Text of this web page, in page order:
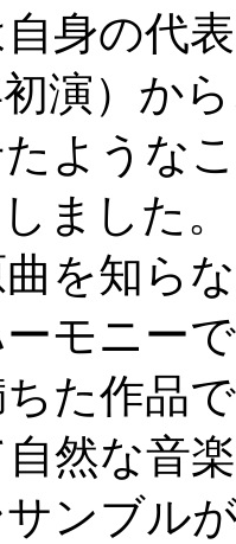
身の代
初演）か
ような
ました。
を知ら
モニー
た作品
自然な音
ンブル